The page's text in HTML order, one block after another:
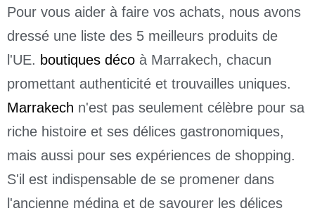
Pour vous aider à faire vos achats, nous avons
dressé une liste des 5 meilleurs produits de
l'UE. boutiques déco à Marrakech, chacun
promettant authenticité et trouvailles uniques.
Marrakech n'est pas seulement célèbre pour sa
riche histoire et ses délices gastronomiques,
mais aussi pour ses expériences de shopping.
S'il est indispensable de se promener dans
l'ancienne médina et de savourer les délices